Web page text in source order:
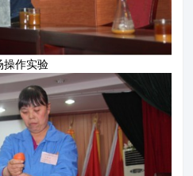
操作实验